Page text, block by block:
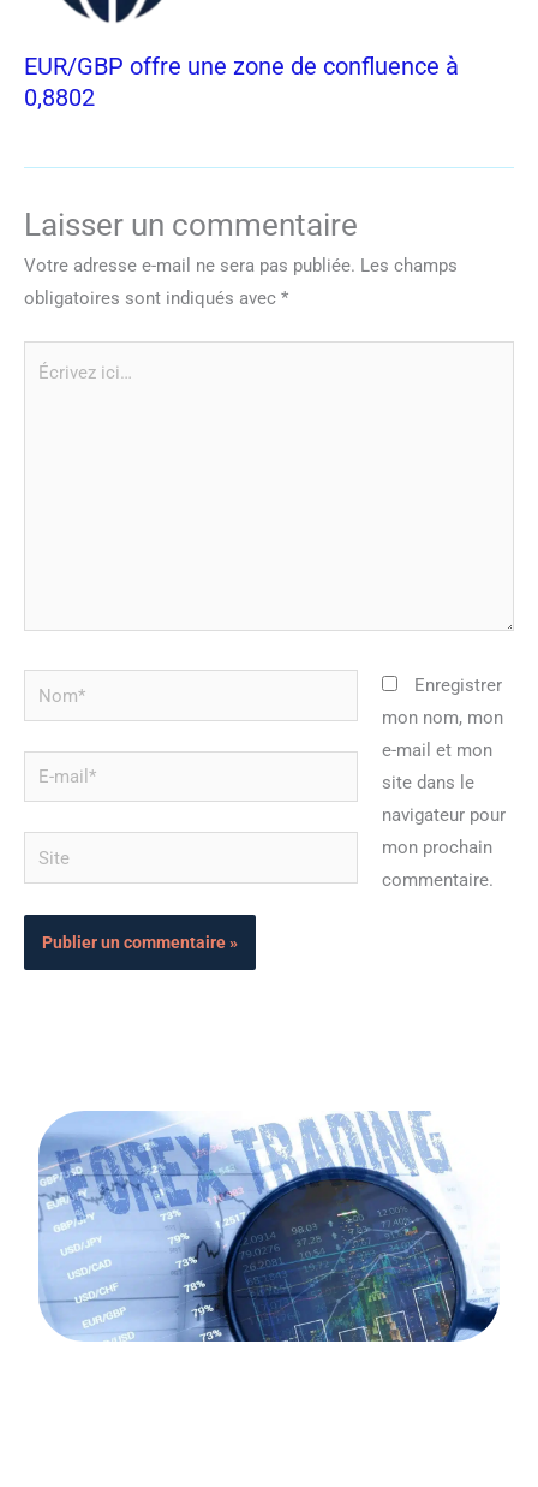
EUR/GBP offre une zone de confluence à
0,8802
Laisser un commentaire
Votre adresse e-mail ne sera pas publiée. Les champs
obligatoires sont indiqués avec *
Nom*
mail*
Site
Enregistrer
mon nom, mon
e-mail et mon
site dans le
navigateur pour
mon prochain
commentaire.